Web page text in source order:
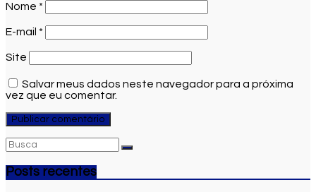
Nome *
E-mail *
Site
Salvar meus dados neste navegador para a próxima
vez que eu comentar.
Posts recentes